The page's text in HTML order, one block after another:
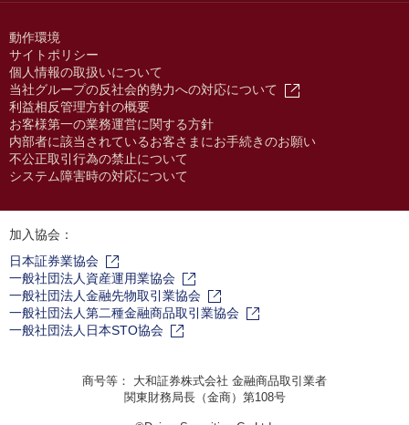
動作環境
サイトポリシー
個人情報の取扱いについて
当社グループの反社会的勢力への対応について
利益相反管理方針の概要
お客様第一の業務運営に関する方針
内部者に該当されているお客さまにお手続きのお願い
不公正取引行為の禁止について
システム障害時の対応について
加入協会：
日本証券業協会
一般社団法人資産運用業協会
一般社団法人金融先物取引業協会
一般社団法人第二種金融商品取引業協会
一般社団法人日本STO協会
商号等： 大和証券株式会社 金融商品取引業者
関東財務局長（金商）第108号